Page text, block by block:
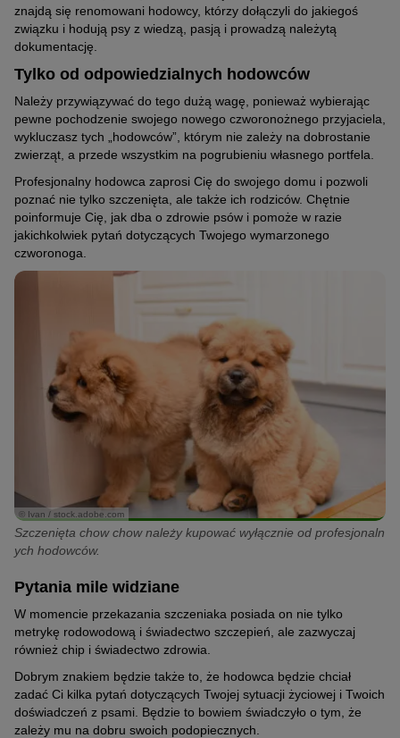
znajdą się renomowani hodowcy, którzy dołączyli do jakiegoś
związku i hodują psy z wiedzą, pasją i prowadzą należytą
dokumentację.
Tylko od odpowiedzialnych hodowców
Należy przywiązywać do tego dużą wagę, ponieważ wybierając
pewne pochodzenie swojego nowego czworonożnego przyjaciela,
wykluczasz tych „hodowców”, którym nie zależy na dobrostanie
zwierząt, a przede wszystkim na pogrubieniu własnego portfela.
Profesjonalny hodowca zaprosi Cię do swojego domu i pozwoli
poznać nie tylko szczenięta, ale także ich rodziców. Chętnie
poinformuje Cię, jak dba o zdrowie psów i pomoże w razie
jakichkolwiek pytań dotyczących Twojego wymarzonego
czworonoga.
© Ivan / stock.adobe.com
Szczenięta chow chow należy kupować wyłącznie od profesjonaln
ych hodowców.
Pytania mile widziane
W momencie przekazania szczeniaka posiada on nie tylko
metrykę rodowodową i świadectwo szczepień, ale zazwyczaj
również chip i świadectwo zdrowia.
Dobrym znakiem będzie także to, że hodowca będzie chciał
zadać Ci kilka pytań dotyczących Twojej sytuacji życiowej i Twoich
doświadczeń z psami. Będzie to bowiem świadczyło o tym, że
zależy mu na dobru swoich podopiecznych.